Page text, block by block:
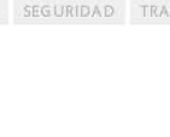
SEGURIDAD